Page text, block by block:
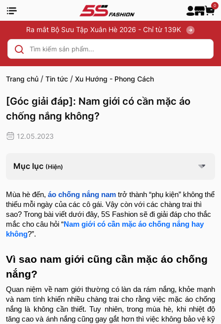
0
Ra mắt Bộ Sưu Tập Xuân Hè 2026 - Chỉ từ 139K
Trang chủ / Tin tức / Xu Hướng - Phong Cách
[Góc giải đáp]: Nam giới có cần mặc áo
chống nắng không?
12.05.2023
Mục lục (Hiện)
Mùa hè đến, áo chống nắng nam trở thành “phụ kiện” không thể
thiếu mỗi ngày của các cô gái. Vậy còn với các chàng trai thì
sao? Trong bài viết dưới đây, 5S Fashion sẽ đi giải đáp cho thắc
mắc cho câu hỏi “Nam giới có cần mặc áo chống nắng hay
không?”.
Vì sao nam giới cũng cần mặc áo chống
nắng?
Quan niệm về nam giới thường có làn da rám nắng, khỏe mạnh
và nam tính khiến nhiều chàng trai cho rằng việc mặc áo chống
nắng là không cần thiết. Tuy nhiên, trong mùa hè, khi nhiệt độ
tăng cao và ánh nắng cũng gay gắt hơn thì việc không bảo vệ kỹ